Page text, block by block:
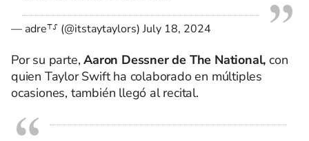
— adre⸆⸉ (@itstaytaylors)July 18, 2024
Por su parte,Aaron Dessner de The National,con
quien Taylor Swift ha colaborado en múltiples
ocasiones, también llegó al recital.